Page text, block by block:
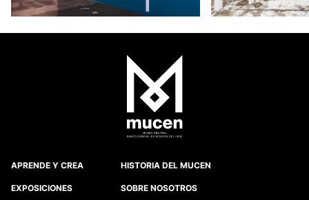
APRENDE Y CREA
EXPOSICIONES
HISTORIA DEL MUCEN
SOBRE NOSOTROS